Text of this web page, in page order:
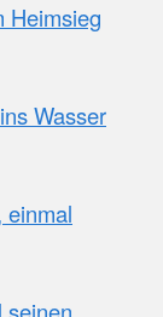
Heimsieg
Wasser
einmal